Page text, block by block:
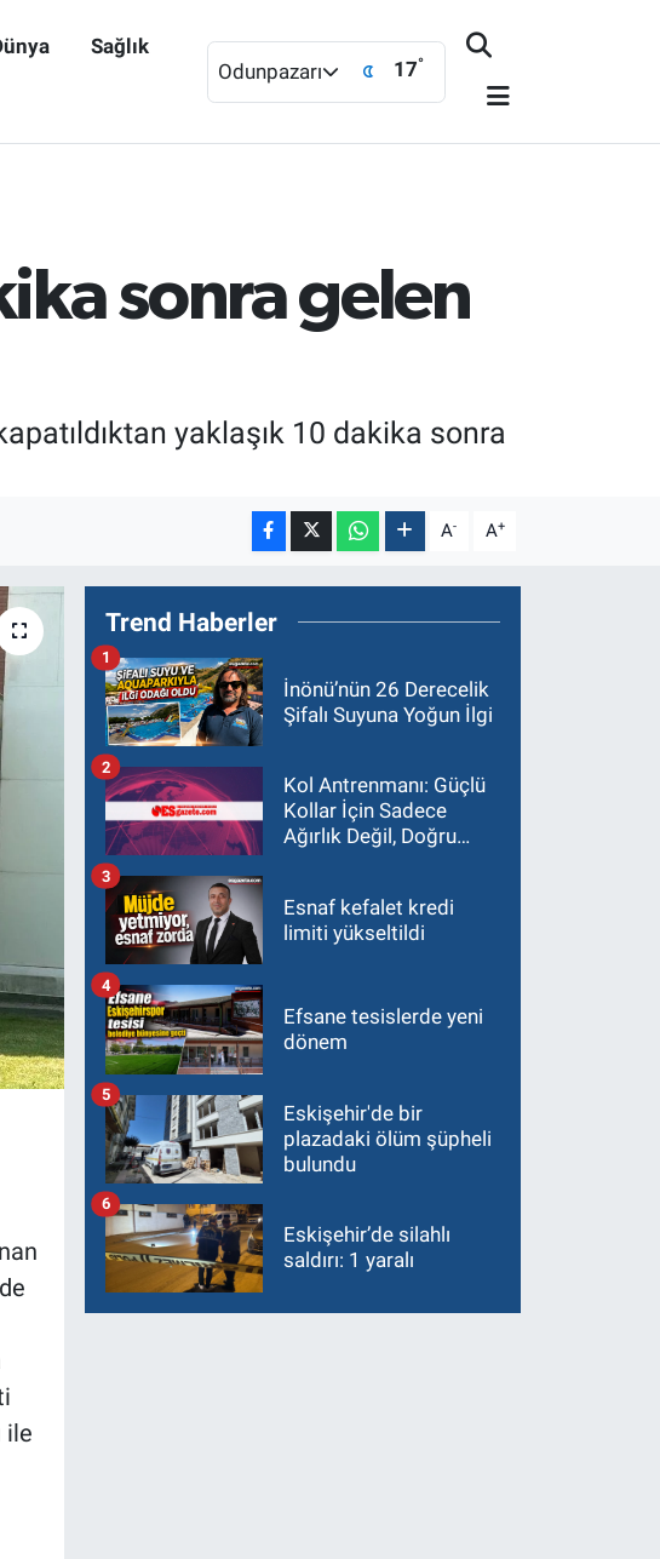
Sağlık
Odunpazarı 17°
sonra gelen
yaklaşık 10 dakika sonra
A- A+
ile
Trend Haberler
İnönü’nün 26 Derecelik
Şifalı Suyuna Yoğun İlgi
1
Kol Antrenmanı: Güçlü
Kollar İçin Sadece
Ağırlık Değil, Doğru
2
Esnaf kefalet kredi
limiti yükseltildi
3
Efsane tesislerde yeni
dönem
4
Eskişehir'de bir
plazadaki ölüm şüpheli
bulundu
5
Eskişehir’de silahlı
saldırı: 1 yaralı
6